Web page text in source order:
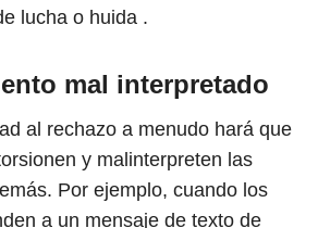
lucha o huida .
mal interpretado
al rechazo a menudo hará que
y malinterpreten las
Por ejemplo, cuando los
a un mensaje de texto de